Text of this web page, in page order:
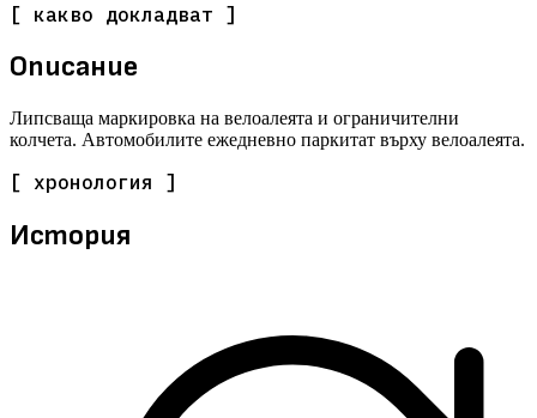
[ какво докладват ]
Описание
Липсваща маркировка на велоалеята и ограничителни
колчета. Автомобилите ежедневно паркитат върху велоалеята.
[ хронология ]
История